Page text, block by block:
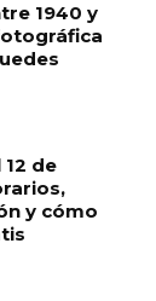
1940 y
de
y cómo